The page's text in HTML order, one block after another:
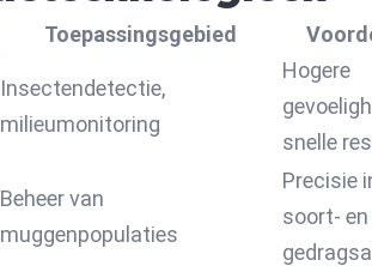
Toepassingsgebied
Insectendetectie,
milieumonitoring
Hogere
snelle
Beheer van
muggenpopulaties
Precisie
soort- en